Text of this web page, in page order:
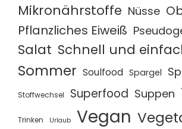
Mikronährstoffe Nüsse
Pflanzliches Eiweiß
Salat Schnell und
Sommer Soulfood Spargel
Stoffwechsel Superfood Suppen
Trinken Urlaub Vegan